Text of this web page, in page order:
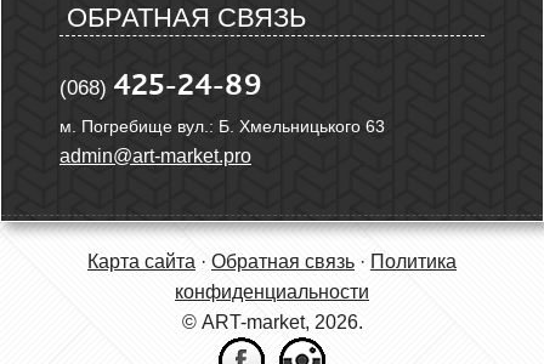
ОБРАТНАЯ СВЯЗЬ
(068) 425-24-89
м. Погребище вул.: Б. Хмельницького 63
admin@art-market.pro
Карта сайта · Обратная связь · Политика
конфиденциальности
© ART-market, 2026.